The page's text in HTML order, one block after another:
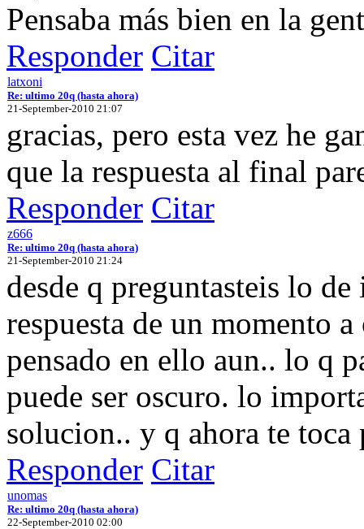
Pensaba más bien en la
Responder Citar
latxoni
Re: ultimo 20q (hasta ahora)
21-September-2010 21:07
gracias, pero esta vez he
que la respuesta al final
Responder Citar
z666
Re: ultimo 20q (hasta ahora)
21-September-2010 21:24
desde q preguntasteis lo
respuesta de un momento
pensado en ello aun.. lo q
puede ser oscuro. lo
solucion.. y q ahora te
Responder Citar
unomas
Re: ultimo 20q (hasta ahora)
22-September-2010 02:00